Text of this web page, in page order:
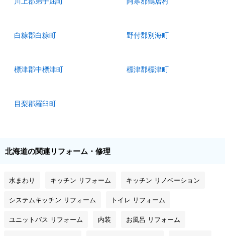
白糠郡白糠町 野付郡別海町
標津郡中標津町 標津郡標津町
目梨郡羅臼町
北海道の関連リフォーム・修理
水まわり キッチン リフォーム キッチン リノベーション
システムキッチン リフォーム トイレ リフォーム
ユニットバス リフォーム 内装 お風呂 リフォーム